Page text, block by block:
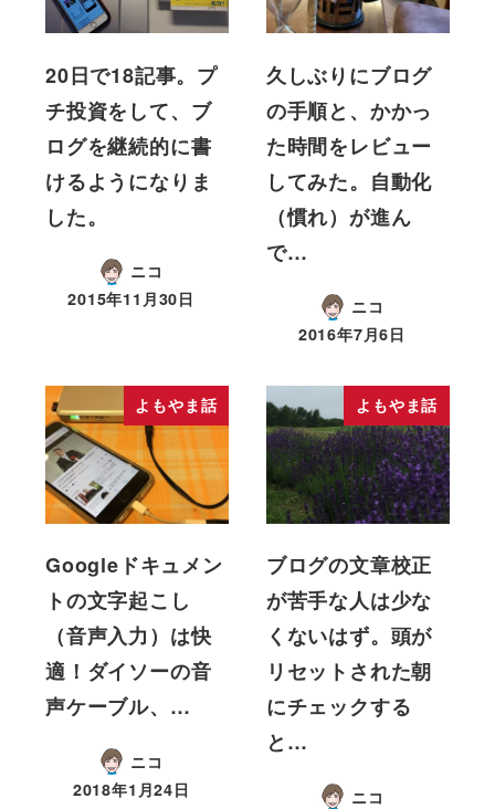
20日で18記事。プ
チ投資をして、ブ
ログを継続的に書
けるようになりま
した。
ニコ
2015年11月30日
久しぶりにブログ
の手順と、かかっ
た時間をレビュー
してみた。自動化
（慣れ）が進ん
で…
ニコ
2016年7月6日
よもやま話
Googleドキュメン
トの文字起こし
（音声入力）は快
適！ダイソーの音
声ケーブル、…
ニコ
2018年1月24日
よもやま話
ブログの文章校正
が苦手な人は少な
くないはず。頭が
リセットされた朝
にチェックする
と…
ニコ